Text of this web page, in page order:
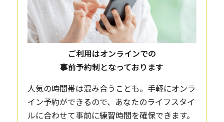
ご利用はオンラインでの
事前予約制となっております
人気の時間帯は混み合うことも。手軽にオンラ
イン予約ができるので、あなたのライフスタイ
ルに合わせて事前に練習時間を確保できます。